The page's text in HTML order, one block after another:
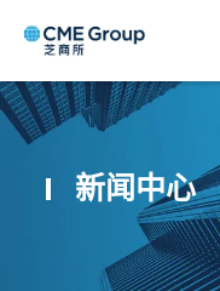
新闻中心